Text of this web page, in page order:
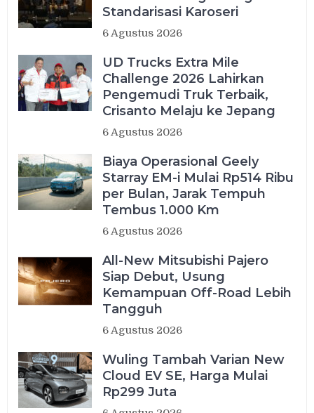
Standarisasi Karoseri
6 Agustus 2026
UD Trucks Extra Mile
Challenge 2026 Lahirkan
Pengemudi Truk Terbaik,
Crisanto Melaju ke Jepang
6 Agustus 2026
Biaya Operasional Geely
Starray EM-i Mulai Rp514 Ribu
per Bulan, Jarak Tempuh
Tembus 1.000 Km
6 Agustus 2026
All-New Mitsubishi Pajero
Siap Debut, Usung
Kemampuan Off-Road Lebih
Tangguh
6 Agustus 2026
Wuling Tambah Varian New
Cloud EV SE, Harga Mulai
Rp299 Juta